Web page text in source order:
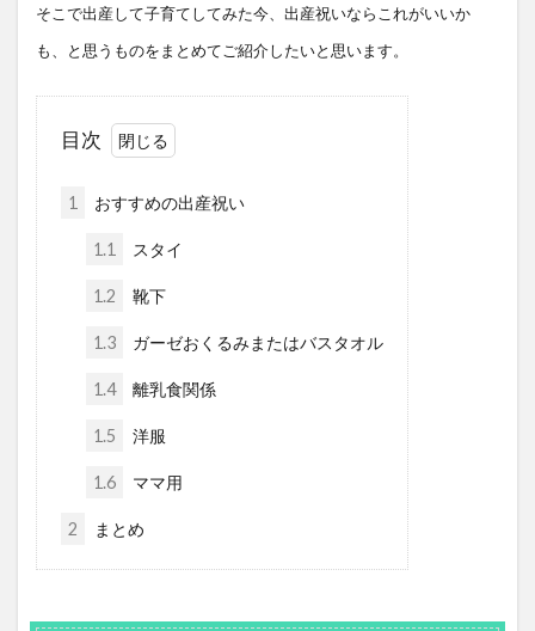
そこで出産して子育てしてみた今、 出産祝いならこれがいいか
も、と思うものをまとめてご紹介したいと思います。
目次
1 おすすめの出産祝い
1.1 スタイ
1.2 靴下
1.3 ガーゼおくるみまたはバスタオル
1.4 離乳食関係
1.5 洋服
1.6 ママ用
2 まとめ